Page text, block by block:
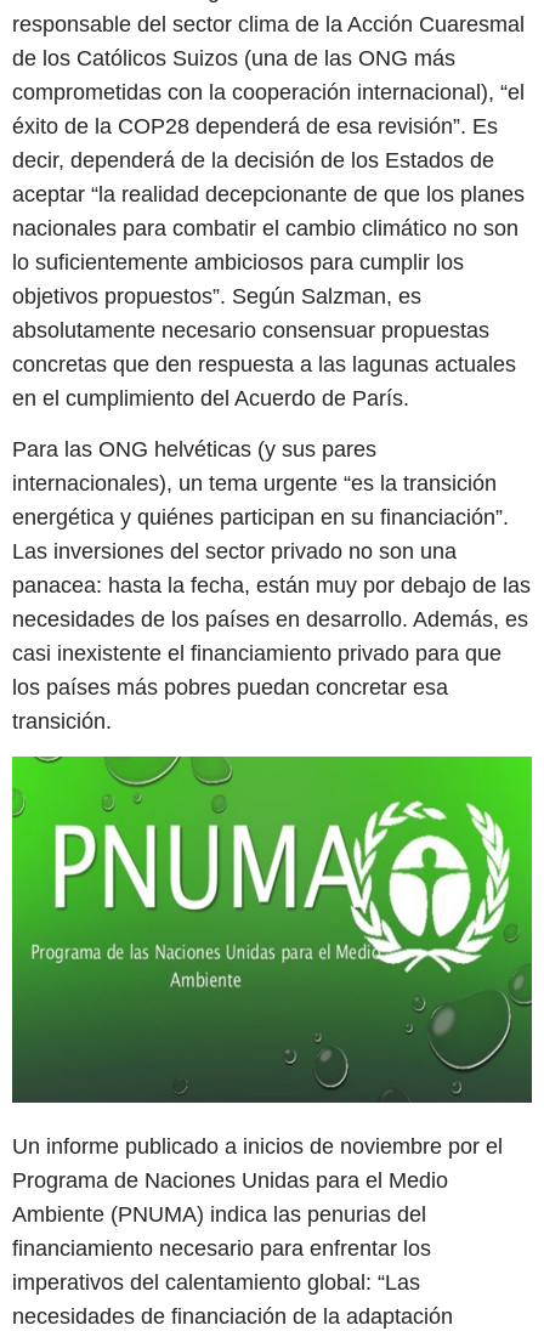
responsable del sector clima de la Acción Cuaresmal
de los Católicos Suizos (una de las ONG más
comprometidas con la cooperación internacional), “el
éxito de la COP28 dependerá de esa revisión”. Es
decir, dependerá de la decisión de los Estados de
aceptar “la realidad decepcionante de que los planes
nacionales para combatir el cambio climático no son
lo suficientemente ambiciosos para cumplir los
objetivos propuestos”. Según Salzman, es
absolutamente necesario consensuar propuestas
concretas que den respuesta a las lagunas actuales
en el cumplimiento del Acuerdo de París.
Para las ONG helvéticas (y sus pares
internacionales), un tema urgente “es la transición
energética y quiénes participan en su financiación”.
Las inversiones del sector privado no son una
panacea: hasta la fecha, están muy por debajo de las
necesidades de los países en desarrollo. Además, es
casi inexistente el financiamiento privado para que
los países más pobres puedan concretar esa
transición.
Un informe publicado a inicios de noviembre por el
Programa de Naciones Unidas para el Medio
Ambiente (PNUMA) indica las penurias del
financiamiento necesario para enfrentar los
imperativos del calentamiento global: “Las
necesidades de financiación de la adaptación